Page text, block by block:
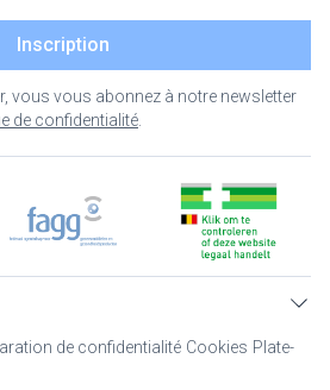
Inscription
vous vous abonnez à notre newsletter
de confidentialité
de confidentialité Cookies Plate-